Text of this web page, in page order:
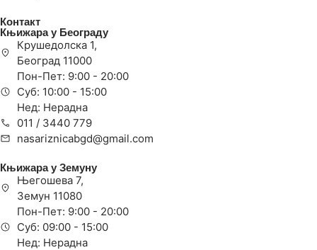
Контакт
Књижара у Београду
Крушедолска 1,
Београд 11000
Пон-Пет: 9:00 - 20:00
Суб: 10:00 - 15:00
Нед: Нерадна
011 / 3440 779
nasariznicabgd@gmail.com
Књижара у Земуну
Његошева 7,
Земун 11080
Пон-Пет: 9:00 - 20:00
Суб: 09:00 - 15:00
Нед: Нерадна